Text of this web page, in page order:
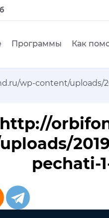
Программы Как
wp-content/uploads/
http://
pechati-